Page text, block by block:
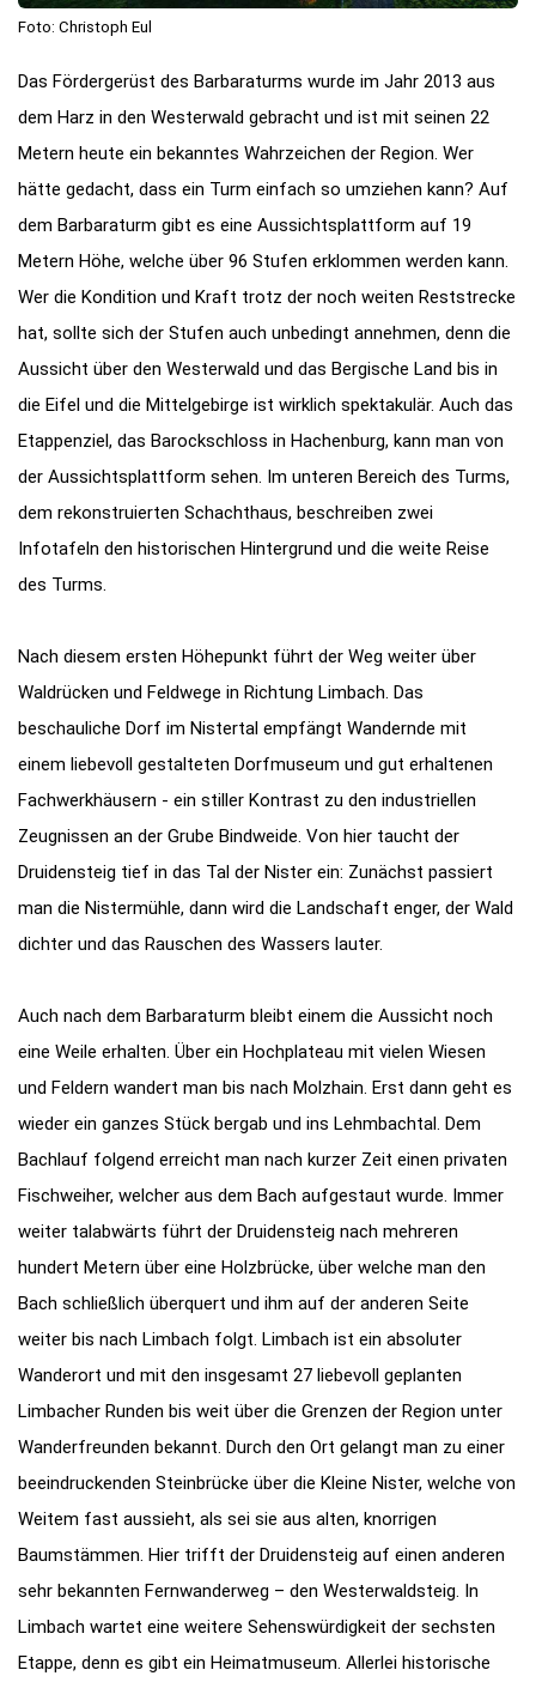
Foto: Christoph Eul
Das Fördergerüst des Barbaraturms wurde im Jahr 2013 aus
dem Harz in den Westerwald gebracht und ist mit seinen 22
Metern heute ein bekanntes Wahrzeichen der Region. Wer
hätte gedacht, dass ein Turm einfach so umziehen kann? Auf
dem Barbaraturm gibt es eine Aussichtsplattform auf 19
Metern Höhe, welche über 96 Stufen erklommen werden kann.
Wer die Kondition und Kraft trotz der noch weiten Reststrecke
hat, sollte sich der Stufen auch unbedingt annehmen, denn die
Aussicht über den Westerwald und das Bergische Land bis in
die Eifel und die Mittelgebirge ist wirklich spektakulär. Auch das
Etappenziel, das Barockschloss in Hachenburg, kann man von
der Aussichtsplattform sehen. Im unteren Bereich des Turms,
dem rekonstruierten Schachthaus, beschreiben zwei
Infotafeln den historischen Hintergrund und die weite Reise
des Turms.
Nach diesem ersten Höhepunkt führt der Weg weiter über
Waldrücken und Feldwege in Richtung Limbach. Das
beschauliche Dorf im Nistertal empfängt Wandernde mit
einem liebevoll gestalteten Dorfmuseum und gut erhaltenen
Fachwerkhäusern - ein stiller Kontrast zu den industriellen
Zeugnissen an der Grube Bindweide. Von hier taucht der
Druidensteig tief in das Tal der Nister ein: Zunächst passiert
man die Nistermühle, dann wird die Landschaft enger, der Wald
dichter und das Rauschen des Wassers lauter.
Auch nach dem Barbaraturm bleibt einem die Aussicht noch
eine Weile erhalten. Über ein Hochplateau mit vielen Wiesen
und Feldern wandert man bis nach Molzhain. Erst dann geht es
wieder ein ganzes Stück bergab und ins Lehmbachtal. Dem
Bachlauf folgend erreicht man nach kurzer Zeit einen privaten
Fischweiher, welcher aus dem Bach aufgestaut wurde. Immer
weiter talabwärts führt der Druidensteig nach mehreren
hundert Metern über eine Holzbrücke, über welche man den
Bach schließlich überquert und ihm auf der anderen Seite
weiter bis nach Limbach folgt. Limbach ist ein absoluter
Wanderort und mit den insgesamt 27 liebevoll geplanten
Limbacher Runden bis weit über die Grenzen der Region unter
Wanderfreunden bekannt. Durch den Ort gelangt man zu einer
beeindruckenden Steinbrücke über die Kleine Nister, welche von
Weitem fast aussieht, als sei sie aus alten, knorrigen
Baumstämmen. Hier trifft der Druidensteig auf einen anderen
sehr bekannten Fernwanderweg – den Westerwaldsteig. In
Limbach wartet eine weitere Sehenswürdigkeit der sechsten
Etappe, denn es gibt ein Heimatmuseum. Allerlei historische